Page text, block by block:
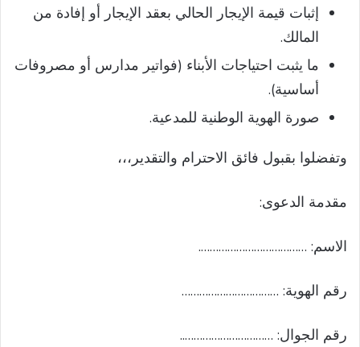
إثبات قيمة الإيجار الحالي بعقد الإيجار أو إفادة من
المالك.
ما يثبت احتياجات الأبناء (فواتير مدارس أو مصروفات
أساسية).
صورة الهوية الوطنية للمدعية.
وتفضلوا بقبول فائق الاحترام والتقدير،،،
مقدمة الدعوى:
الاسم: ……………………………….
رقم الهوية: ……………………………
رقم الجوال: …………………………..